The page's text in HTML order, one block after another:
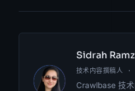
SR
Sidrah
技术内容撰稿人
Crawlbase 技